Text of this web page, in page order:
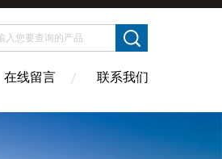
在线留言 联系我们